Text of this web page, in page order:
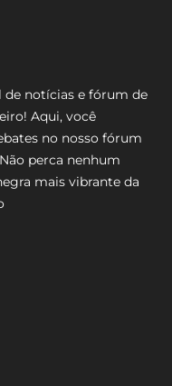
de notícias e fórum de
Aqui, você
no nosso fórum
perca nenhum
mais vibrante da